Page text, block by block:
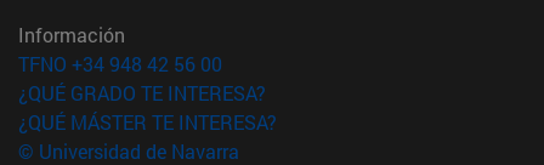
Información
TFNO +34 948 42 56 00
¿QUÉ GRADO TE INTERESA?
¿QUÉ MÁSTER TE INTERESA?
© Universidad de Navarra